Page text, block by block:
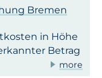
Bremen
in Höhe
Betrag
more